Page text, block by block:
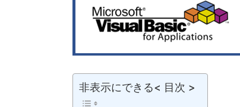
非表示にできる< 目次 >